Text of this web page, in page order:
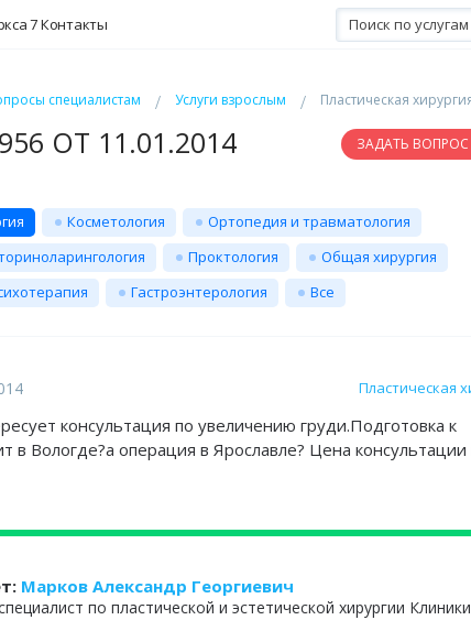
7Контакты
специалистам Услуги взрослым Пластическая
ОТ 11.01.2014 ЗАДАТЬ ВОПРОС
Косметология
Ортопедия и травматология
Проктология
Общая хирургия
Гастроэнтерология Все
Пластическая
консультация по увеличению груди.Подготовка к
в Вологде?а операция в Ярославле? Цена консультации
Марков Александр Георгиевич
по пластической и эстетической хирургии Клиники